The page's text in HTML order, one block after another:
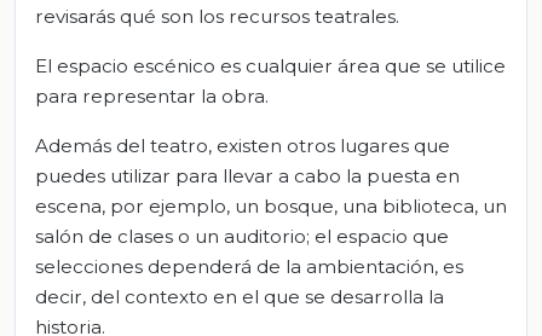
revisarás qué son los recursos teatrales.
El espacio escénico es cualquier área que se utilice
para representar la obra.
Además del teatro, existen otros lugares que
puedes utilizar para llevar a cabo la puesta en
escena, por ejemplo, un bosque, una biblioteca, un
salón de clases o un auditorio; el espacio que
selecciones dependerá de la ambientación, es
decir, del contexto en el que se desarrolla la
historia.